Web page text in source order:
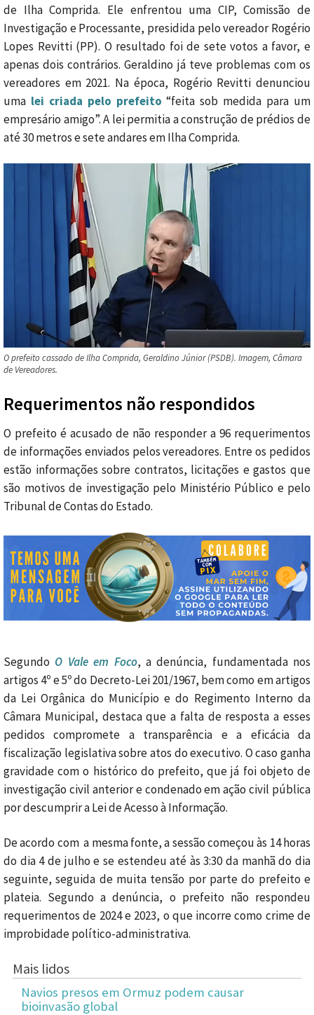
de Ilha Comprida. Ele enfrentou uma CIP, Comissão de
Investigação e Processante, presidida pelo vereador Rogério
Lopes Revitti (PP). O resultado foi de sete votos a favor, e
apenas dois contrários. Geraldino já teve problemas com os
vereadores em 2021. Na época, Rogério Revitti denunciou
uma lei criada pelo prefeito “feita sob medida para um
empresário amigo”. A lei permitia a construção de prédios de
até 30 metros e sete andares em Ilha Comprida.
O prefeito cassado de Ilha Comprida, Geraldino Júnior (PSDB). Imagem, Câmara
de Vereadores.
Requerimentos não respondidos
O prefeito é acusado de não responder a 96 requerimentos
de informações enviados pelos vereadores. Entre os pedidos
estão informações sobre contratos, licitações e gastos que
são motivos de investigação pelo Ministério Público e pelo
Tribunal de Contas do Estado.
Segundo O Vale em Foco, a denúncia, fundamentada nos
artigos 4º e 5º do Decreto-Lei 201/1967, bem como em artigos
da Lei Orgânica do Município e do Regimento Interno da
Câmara Municipal, destaca que a falta de resposta a esses
pedidos compromete a transparência e a eficácia da
fiscalização legislativa sobre atos do executivo. O caso ganha
gravidade com o histórico do prefeito, que já foi objeto de
investigação civil anterior e condenado em ação civil pública
por descumprir a Lei de Acesso à Informação.
De acordo com a mesma fonte, a sessão começou às 14 horas
do dia 4 de julho e se estendeu até às 3:30 da manhã do dia
seguinte, seguida de muita tensão por parte do prefeito e
plateia. Segundo a denúncia, o prefeito não respondeu
requerimentos de 2024 e 2023, o que incorre como crime de
improbidade político-administrativa.
Mais lidos
Navios presos em Ormuz podem causar
bioinvasão global